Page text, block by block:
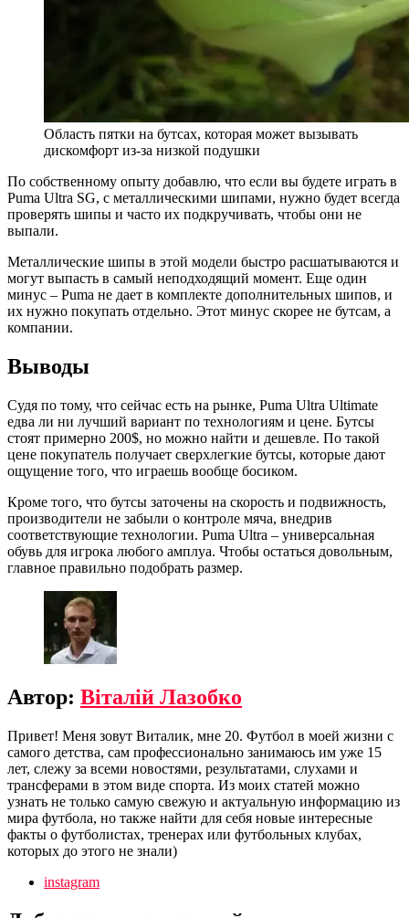
Область пятки на бутсах, которая может вызывать
дискомфорт из-за низкой подушки
По собственному опыту добавлю, что если вы будете играть в
Puma Ultra SG, с металлическими шипами, нужно будет всегда
проверять шипы и часто их подкручивать, чтобы они не
выпали.
Металлические шипы в этой модели быстро расшатываются и
могут выпасть в самый неподходящий момент. Еще один
минус – Puma не дает в комплекте дополнительных шипов, и
их нужно покупать отдельно. Этот минус скорее не бутсам, а
компании.
Выводы
Судя по тому, что сейчас есть на рынке, Puma Ultra Ultimate
едва ли ни лучший вариант по технологиям и цене. Бутсы
стоят примерно 200$, но можно найти и дешевле. По такой
цене покупатель получает сверхлегкие бутсы, которые дают
ощущение того, что играешь вообще босиком.
Кроме того, что бутсы заточены на скорость и подвижность,
производители не забыли о контроле мяча, внедрив
соответствующие технологии. Puma Ultra – универсальная
обувь для игрока любого амплуа. Чтобы остаться довольным,
главное правильно подобрать размер.
Автор: Віталій Лазобко
Привет! Меня зовут Виталик, мне 20. Футбол в моей жизни с
самого детства, сам профессионально занимаюсь им уже 15
лет, слежу за всеми новостями, результатами, слухами и
трансферами в этом виде спорта. Из моих статей можно
узнать не только самую свежую и актуальную информацию из
мира футбола, но также найти для себя новые интересные
факты о футболистах, тренерах или футбольных клубах,
которых до этого не знали)
instagram